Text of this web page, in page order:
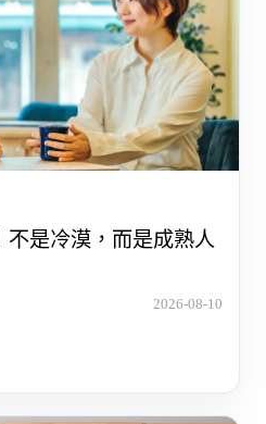
不是冷漠，而是成熟人
2026-08-10